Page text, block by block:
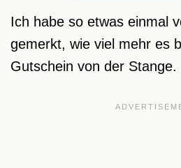
Ich habe so etwas einmal
gemerkt, wie viel mehr es
Gutschein von der Stange.